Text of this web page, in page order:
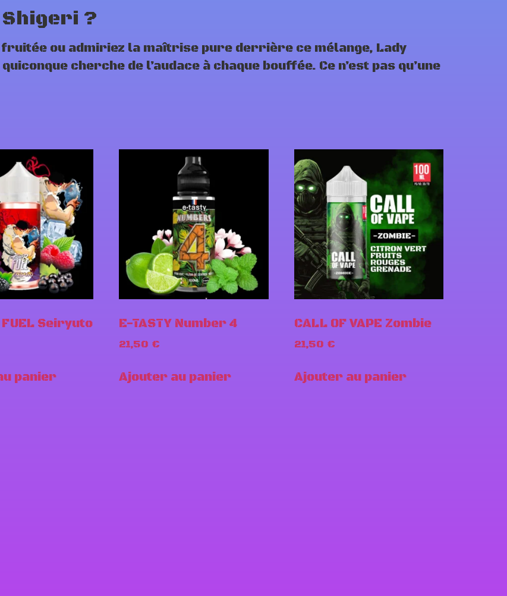
?
fruitée ou admiriez la maîtrise pure derrière ce mélange, Lady
cherche de l’audace à chaque bouffée. Ce n’est pas qu’une
FUEL Seiryuto
panier
E-TASTY Number 4
21,50 €
Ajouter au panier
CALL OF VAPE Zombie
21,50 €
Ajouter au panier